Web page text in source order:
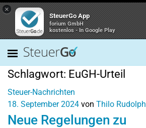
×
SteuerGo App
forium GmbH
kostenlos - In Google Play
Schlagwort: EuGH-Urteil
Steuer-Nachrichten
18. September 2024 von Thilo Rudolph
Neue Regelungen zu